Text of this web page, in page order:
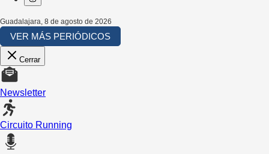
Guadalajara, 8 de agosto de 2026
VER MÁS PERIÓDICOS
Cerrar
Newsletter
Circuito Running